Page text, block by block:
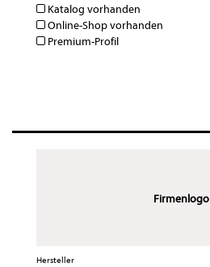
Katalog vorhanden
Online-Shop vorhanden
Premium-Profil
Firmenlogo
Hersteller